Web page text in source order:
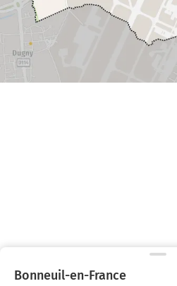
Bonneuil-en-France